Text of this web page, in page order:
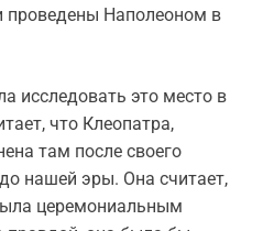
проведены Наполеоном в
исследовать это место в
что Клеопатра,
там после своего
нашей эры. Она считает,
церемониальным